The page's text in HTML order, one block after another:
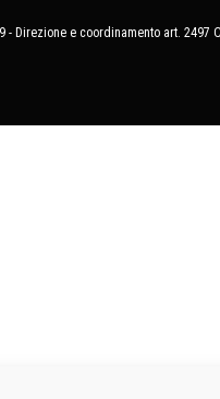
Direzione e coordinamento art. 2497